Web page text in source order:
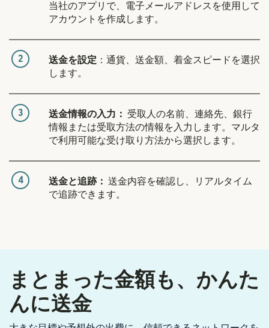
当社のアプリで、電子メールアドレスを使用して
アカウントを作成します。
2 送金を設定 ：通貨、送金額、着金スピードを選択
します。
3 送金情報の入力：
受取人の名前、連絡先、銀行
情報または受取方法の情報を入力します。マルタ
で利用可能な受け取り方法から選択します。
4 送金と追跡： 送金内容を確認し、リアルタイム
で追跡できます。
まとまった金額も、かんた
んに送金